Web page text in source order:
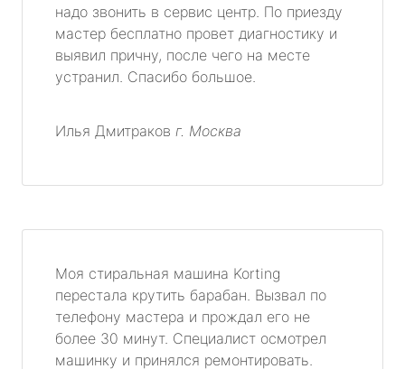
надо звонить в сервис центр. По приезду
мастер бесплатно провет диагностику и
выявил причну, после чего на месте
устранил. Спасибо большое.
Илья Дмитраков г. Москва
Моя стиральная машина Korting
перестала крутить барабан. Вызвал по
телефону мастера и прождал его не
более 30 минут. Специалист осмотрел
машинку и принялся ремонтировать.